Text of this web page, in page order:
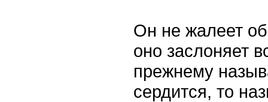
Он не жалеет
оно заслоняет
прежнему
сердится, то